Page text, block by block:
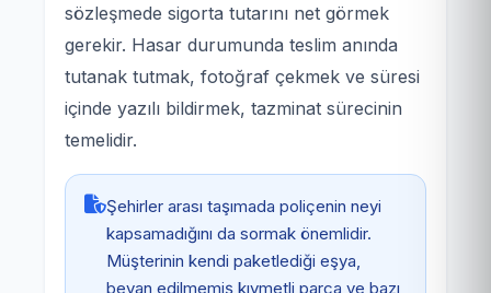
sözleşmede sigorta tutarını net görmek
gerekir. Hasar durumunda teslim anında
tutanak tutmak, fotoğraf çekmek ve süresi
içinde yazılı bildirmek, tazminat sürecinin
temelidir.
Şehirler arası taşımada poliçenin neyi
kapsamadığını da sormak önemlidir.
Müşterinin kendi paketlediği eşya,
beyan edilmemiş kıymetli parça ve bazı